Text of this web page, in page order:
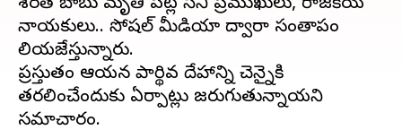
శరత్ బాబు మృతి పట్ల సినీ ప్రముఖులు, రాజకీయ
నాయకులు.. సోషల్ మీడియా ద్వారా సంతాపం
తెలియజేస్తున్నారు.
ప్రస్తుతం ఆయన పార్థివ దేహాన్ని చెన్నైకి
తరలించేందుకు ఏర్పాట్లు జరుగుతున్నాయని